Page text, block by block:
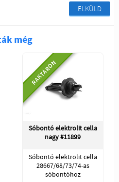
ELKÜLD
még
RAKTÁRON
Sóbontó elektrolit cella
nagy #11899
Sóbontó elektrolit cella
28667/68/73/74-as
sóbontóhoz